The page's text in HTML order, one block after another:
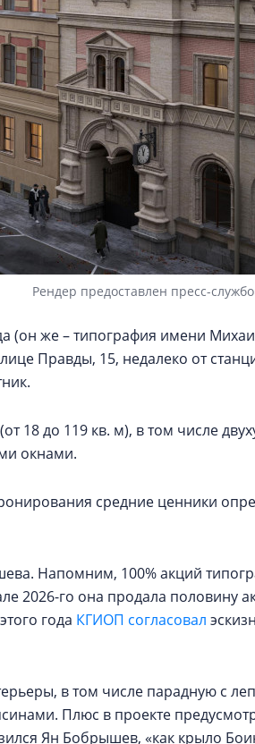
Рендер предоставлен пресс-
(он же – типография имени
Правды, 15, недалеко от
18 до 119 кв. м), в том числе
окнами.
средние ценники
Напомним, 100% акций
2026-го она продала половину
года КГИОП согласовал
в том числе парадную с
Плюс в проекте
Ян Бобрышев, «как крыло